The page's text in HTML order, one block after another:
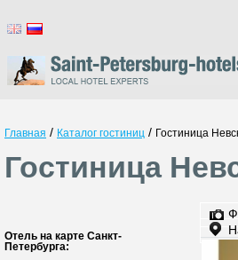
Главная / Каталог гостиниц / Гостиница
Гостиница
Отель на карте Санкт-
Петербурга: